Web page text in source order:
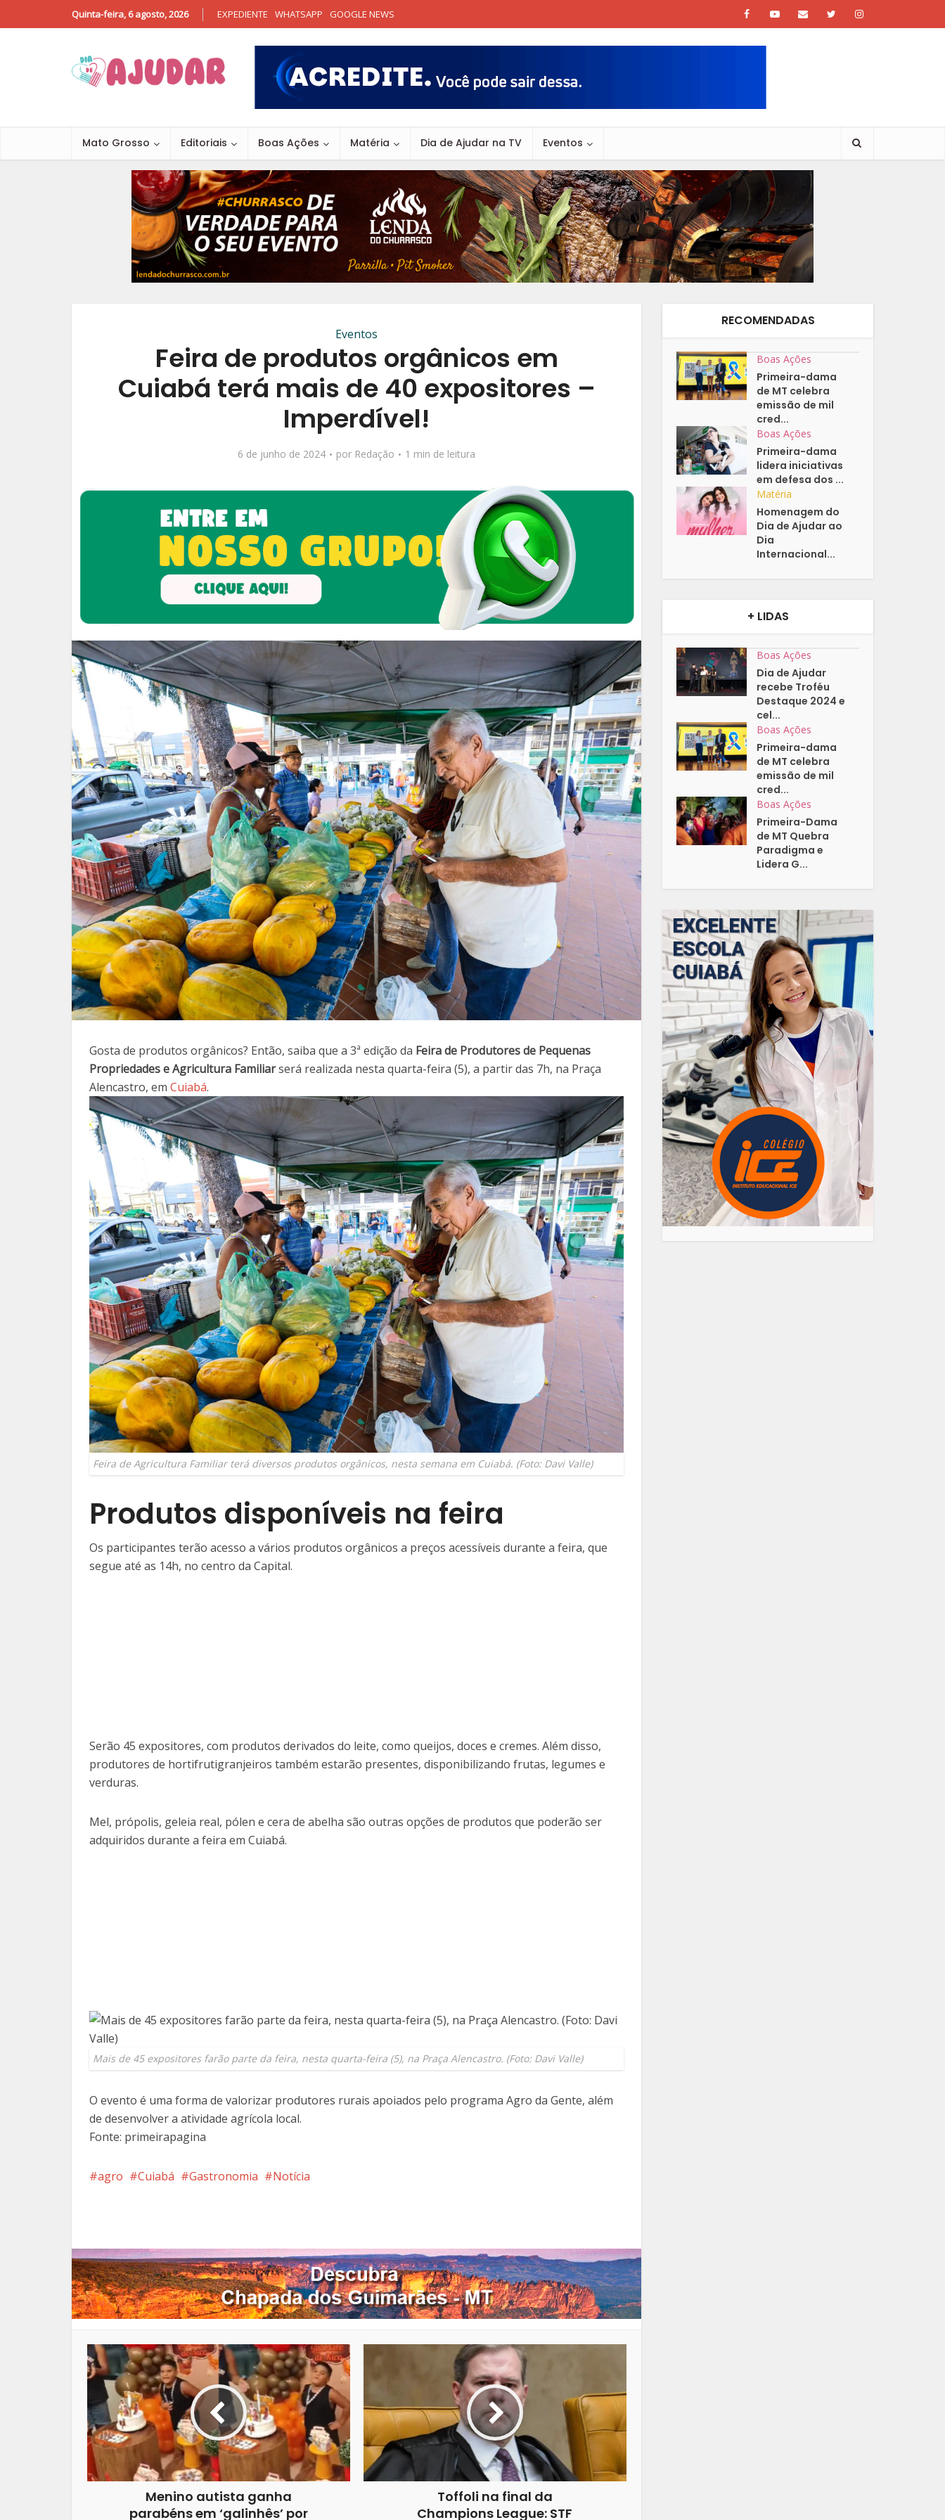
Quinta-feira, 6 agosto, 2026 EXPEDIENTE WHATSAPP GOOGLE NEWS
Mato Grosso Editoriais Boas Ações Matéria Dia de Ajudar na TV Eventos
Eventos
Feira de produtos orgânicos em
Cuiabá terá mais de 40 expositores –
Imperdível!
6 de junho de 2024 por Redação 1 min de leitura
Gosta de produtos orgânicos? Então, saiba que a 3ª edição da Feira de Produtores de Pequenas
Propriedades e Agricultura Familiarserá realizada nesta quarta-feira (5), a partir das 7h, na Praça
Alencastro, em Cuiabá.
Feira de Agricultura Familiar terá diversos produtos orgânicos, nesta semana em Cuiabá. (Foto: Davi Valle)
Produtos disponíveis na feira
Os participantes terão acesso a vários produtos orgânicos a preços acessíveis durante a feira, que
segue até as 14h, no centro da Capital.
Serão 45 expositores, com produtos derivados do leite, como queijos, doces e cremes. Além disso,
produtores de hortifrutigranjeiros também estarão presentes, disponibilizando frutas, legumes e
verduras.
Mel, própolis, geleia real, pólen e cera de abelha são outras opções de produtos que poderão ser
adquiridos durante a feira em Cuiabá.
Mais de 45 expositores farão parte da feira, nesta quarta-feira (5), na Praça Alencastro. (Foto: Davi Valle)
O evento é uma forma de valorizar produtores rurais apoiados pelo programa Agro da Gente, além
de desenvolver a atividade agrícola local.
Fonte: primeirapagina
agro Cuiabá Gastronomia Notícia
Menino autista ganha
parabéns em ‘galinhês’ por
Toffoli na final da
Champions League: STF
RECOMENDADAS
Boas Ações
Primeira-dama
de MT celebra
emissão de mil
cred...
Boas Ações
Primeira-dama
lidera iniciativas
em defesa dos ...
Matéria
Homenagem do
Dia de Ajudar ao
Dia
Internacional...
+ LIDAS
Boas Ações
Dia de Ajudar
recebe Troféu
Destaque 2024 e
cel...
Boas Ações
Primeira-dama
de MT celebra
emissão de mil
cred...
Boas Ações
Primeira-Dama
de MT Quebra
Paradigma e
Lidera G...